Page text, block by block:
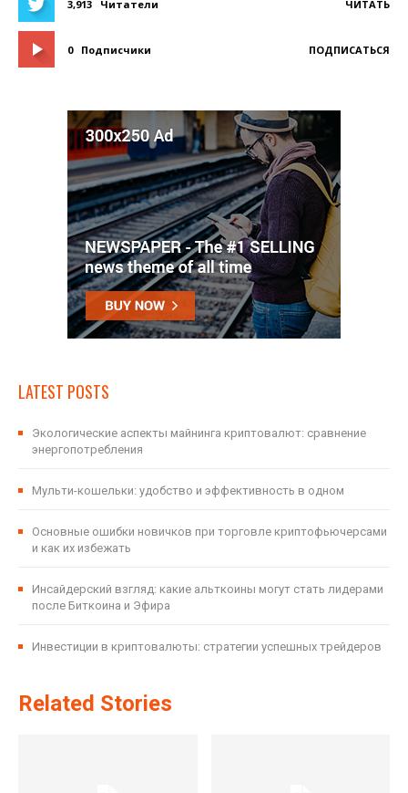
3,913 Читатели ЧИТАТЬ
0 Подписчики ПОДПИСАТЬСЯ
LATEST POSTS
Экологические аспекты майнинга криптовалют: сравнение
энергопотребления
Мульти-кошельки: удобство и эффективность в одном
Основные ошибки новичков при торговле криптофьючерсами
и как их избежать
Инсайдерский взгляд: какие альткоины могут стать лидерами
после Биткоина и Эфира
Инвестиции в криптовалюты: стратегии успешных трейдеров
Related Stories